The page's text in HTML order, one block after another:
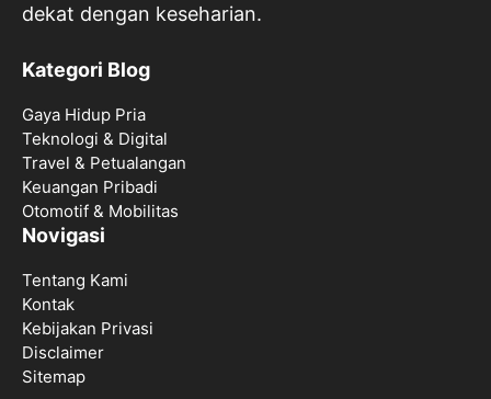
dekat dengan keseharian.
Kategori Blog
Gaya Hidup Pria
Teknologi & Digital
Travel & Petualangan
Keuangan Pribadi
Otomotif & Mobilitas
Novigasi
Tentang Kami
Kontak
Kebijakan Privasi
Disclaimer
Sitemap